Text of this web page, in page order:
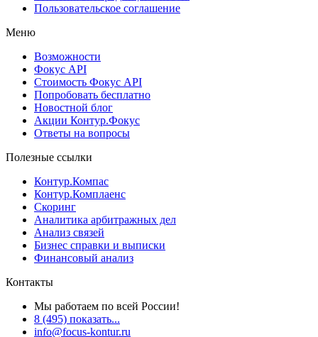
Пользовательское соглашение
Меню
Возможности
Фокус API
Стоимость Фокус API
Попробовать бесплатно
Новостной блог
Акции Контур.Фокус
Ответы на вопросы
Полезные ссылки
Контур.Компас
Контур.Комплаенс
Скоринг
Аналитика арбитражных дел
Анализ связей
Бизнес справки и выписки
Финансовый анализ
Контакты
Мы работаем по всей России!
8 (495) показать...
info@focus-kontur.ru